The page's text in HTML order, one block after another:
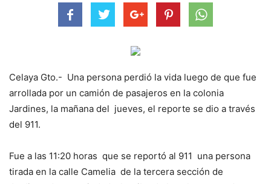
Celaya Gto.- Una persona perdió la vida luego de que fue
arrollada por un camión de pasajeros en la colonia
Jardines, la mañana del jueves, el reporte se dio a través
del 911.
Fue a las 11:20 horas que se reportó al 911 una persona
tirada en la calle Camelia de la tercera sección de